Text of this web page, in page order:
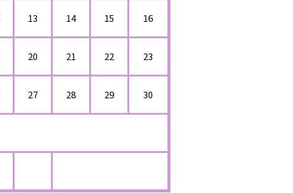
13 14 15 16
20 21 22 23
27 28 29 30